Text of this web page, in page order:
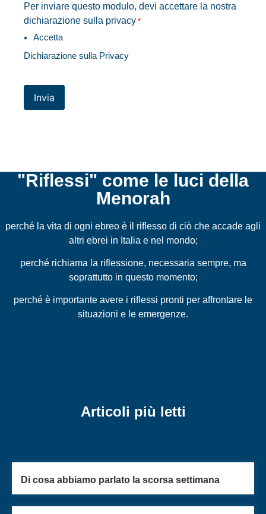
Per inviare questo modulo, devi accettare la nostra
dichiarazione sulla privacy *
Accetta
Dichiarazione sulla Privacy
Invia
"Riflessi" come le luci della
Menorah
perché la vita di ogni ebreo è il riflesso di ciò che accade agli
altri ebrei in Italia e nel mondo;
perché richiama la riflessione, necessaria sempre, ma
soprattutto in questo momento;
perché è importante avere i riflessi pronti per affrontare le
situazioni e le emergenze.
Articoli più letti
Di cosa abbiamo parlato la scorsa settimana